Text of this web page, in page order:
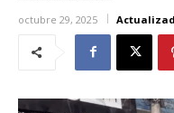
octubre 29, 2025